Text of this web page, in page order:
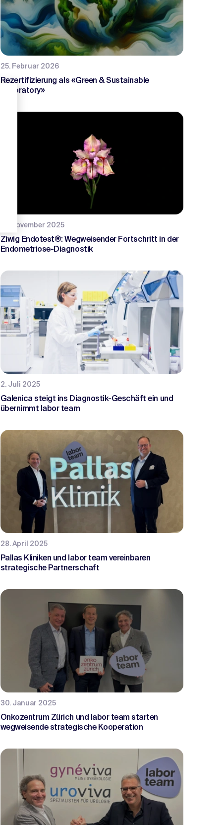
25. Februar 2026
Rezertifizierung als «Green & Sustainable
Laboratory»
18. November 2025
Ziwig Endotest®: Wegweisender Fortschritt in der
Endometriose-Diagnostik
2. Juli 2025
Galenica steigt ins Diagnostik-Geschäft ein und
übernimmt labor team
28. April 2025
Pallas Kliniken und labor team vereinbaren
strategische Partnerschaft
30. Januar 2025
Onkozentrum Zürich und labor team starten
wegweisende strategische Kooperation